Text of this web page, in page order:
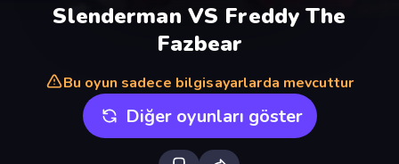
Slenderman VS Freddy The
Fazbear
Bu oyun sadece bilgisayarlarda mevcuttur
Diğer oyunları göster